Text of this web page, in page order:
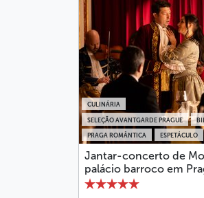
PRAGA ROMÂNTICA ESPETÁCULO
SELEÇÃO AVANTGARDE PRAGUE
CULINÁRIA
Jantar-concerto de
palácio barroco em